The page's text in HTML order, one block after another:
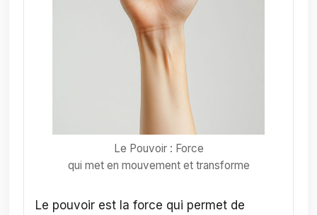
Le Pouvoir : Force
qui met en mouvement et transforme
Le pouvoir est la force qui permet de